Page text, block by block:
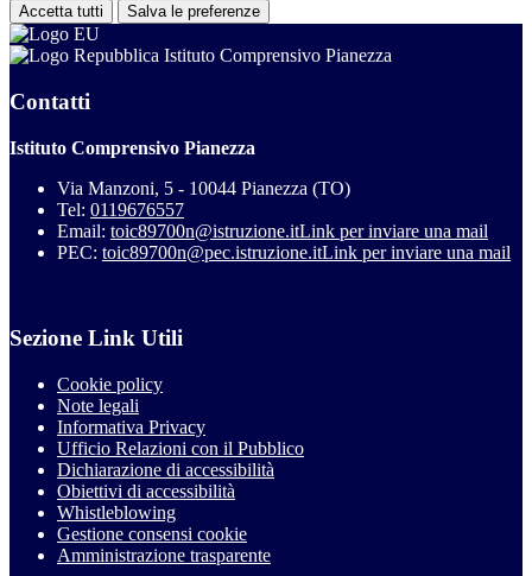
Accetta tutti Salva le preferenze
Istituto Comprensivo Pianezza
Contatti
Istituto Comprensivo Pianezza
Via Manzoni, 5 - 10044 Pianezza (TO)
Tel: 0119676557
Email: toic89700n@istruzione.itLink per inviare una mail
PEC: toic89700n@pec.istruzione.itLink per inviare una mail
Sezione Link Utili
Cookie policy
Note legali
Informativa Privacy
Ufficio Relazioni con il Pubblico
Dichiarazione di accessibilità
Obiettivi di accessibilità
Whistleblowing
Gestione consensi cookie
Amministrazione trasparente